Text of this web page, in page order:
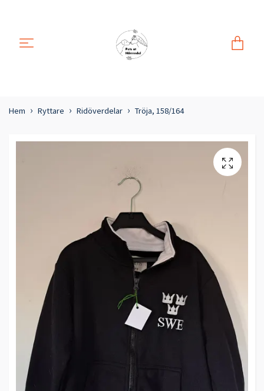
Hem Ryttare Ridöverdelar Tröja, 158/164